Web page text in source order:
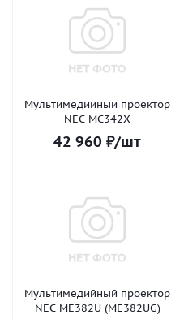
Мультимедийный проектор
NEC MC342X
42 960 ₽/шт
Мультимедийный проектор
NEC ME382U (ME382UG)